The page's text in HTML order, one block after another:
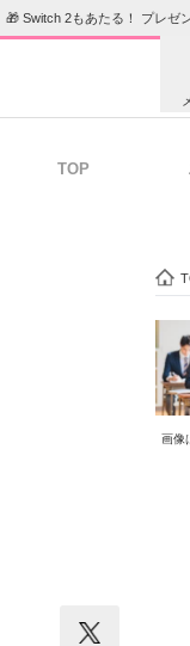
🎁 Switch 2もあたる！ プレゼ
TOP
画像